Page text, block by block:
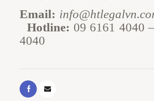
Email:
Hotline: 09 6161 4040
4040